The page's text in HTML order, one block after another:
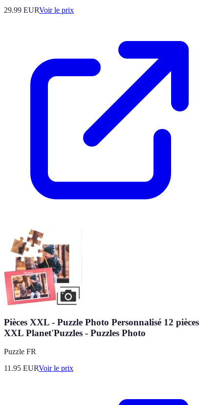
29.99 EURVoir le prix
Pièces XXL - Puzzle Photo Personnalisé 12 pièces
XXL Planet'Puzzles - Puzzles Photo
Puzzle FR
11.95 EURVoir le prix